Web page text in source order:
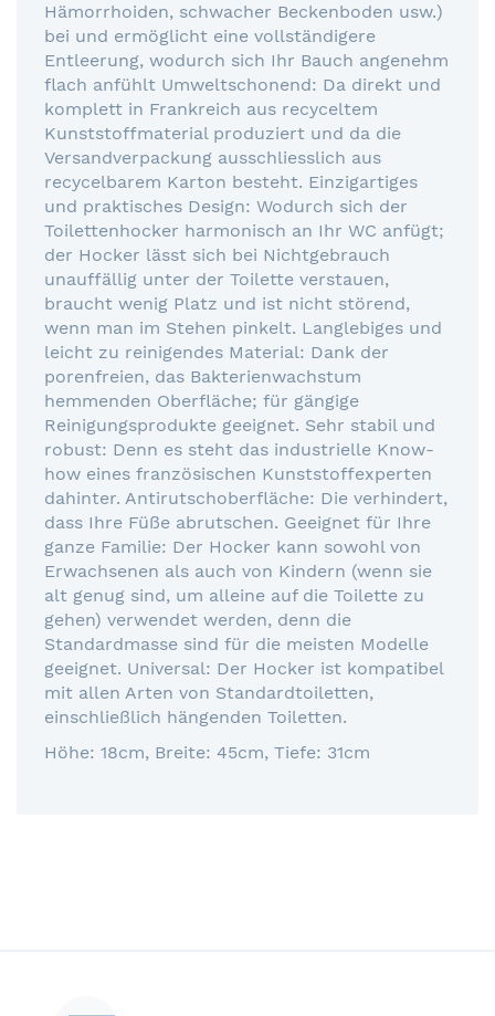
Hämorrhoiden, schwacher Beckenboden usw.)
bei und ermöglicht eine vollständigere
Entleerung, wodurch sich Ihr Bauch angenehm
flach anfühlt Umweltschonend: Da direkt und
komplett in Frankreich aus recyceltem
Kunststoffmaterial produziert und da die
Versandverpackung ausschliesslich aus
recycelbarem Karton besteht. Einzigartiges
und praktisches Design: Wodurch sich der
Toilettenhocker harmonisch an Ihr WC anfügt;
der Hocker lässt sich bei Nichtgebrauch
unauffällig unter der Toilette verstauen,
braucht wenig Platz und ist nicht störend,
wenn man im Stehen pinkelt. Langlebiges und
leicht zu reinigendes Material: Dank der
porenfreien, das Bakterienwachstum
hemmenden Oberfläche; für gängige
Reinigungsprodukte geeignet. Sehr stabil und
robust: Denn es steht das industrielle Know-
how eines französischen Kunststoffexperten
dahinter. Antirutschoberfläche: Die verhindert,
dass Ihre Füße abrutschen. Geeignet für Ihre
ganze Familie: Der Hocker kann sowohl von
Erwachsenen als auch von Kindern (wenn sie
alt genug sind, um alleine auf die Toilette zu
gehen) verwendet werden, denn die
Standardmasse sind für die meisten Modelle
geeignet. Universal: Der Hocker ist kompatibel
mit allen Arten von Standardtoiletten,
einschließlich hängenden Toiletten.
Höhe: 18cm, Breite: 45cm, Tiefe: 31cm